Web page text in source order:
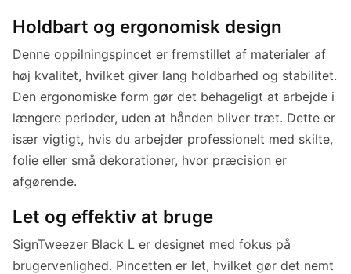
Holdbart og ergonomisk design
Denne oppilningspincet er fremstillet af materialer af
høj kvalitet, hvilket giver lang holdbarhed og stabilitet.
Den ergonomiske form gør det behageligt at arbejde i
længere perioder, uden at hånden bliver træt. Dette er
især vigtigt, hvis du arbejder professionelt med skilte,
folie eller små dekorationer, hvor præcision er
afgørende.
Let og effektiv at bruge
SignTweezer Black L er designet med fokus på
brugervenlighed. Pincetten er let, hvilket gør det nemt